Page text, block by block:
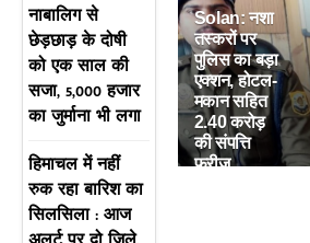
नाबालिग से
छेड़छाड़ के दोषी
को एक साल की
सजा, 5,000 हजार
का जुर्माना भी लगा
हिमाचल में नहीं
रुक रहा बारिश का
सिलसिला : आज
Solan: नशा
तस्करों पर
पुलिस का बड़ा
एक्शन, होटल-
मकान सहित
2.40 करोड़
की संपत्ति
फ्रीज